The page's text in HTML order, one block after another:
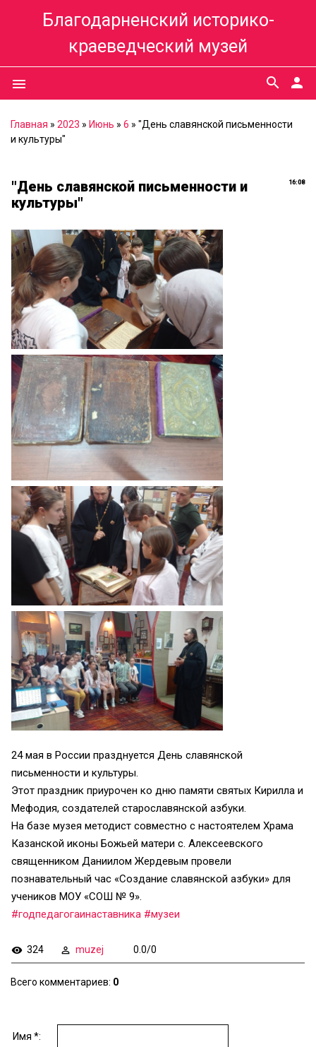
Благодарненский историко-
краеведческий музей
menu person
search
Главная » 2023 » Июнь » 6 » "День славянской письменности
и культуры"
16:08
"День славянской письменности и
культуры"
24 мая в России празднуется День славянской
письменности и культуры.
Этот праздник приурочен ко дню памяти святых Кирилла и
Мефодия, создателей старославянской азбуки.
На базе музея методист совместно с настоятелем Храма
Казанской иконы Божьей матери с. Алексеевского
священником Даниилом Жердевым провели
познавательный час «Создание славянской азбуки» для
учеников МОУ «СОШ № 9».
#годпедагогаинаставника #музеи
324 muzej 0.0/0
Всего комментариев: 0
Имя *: